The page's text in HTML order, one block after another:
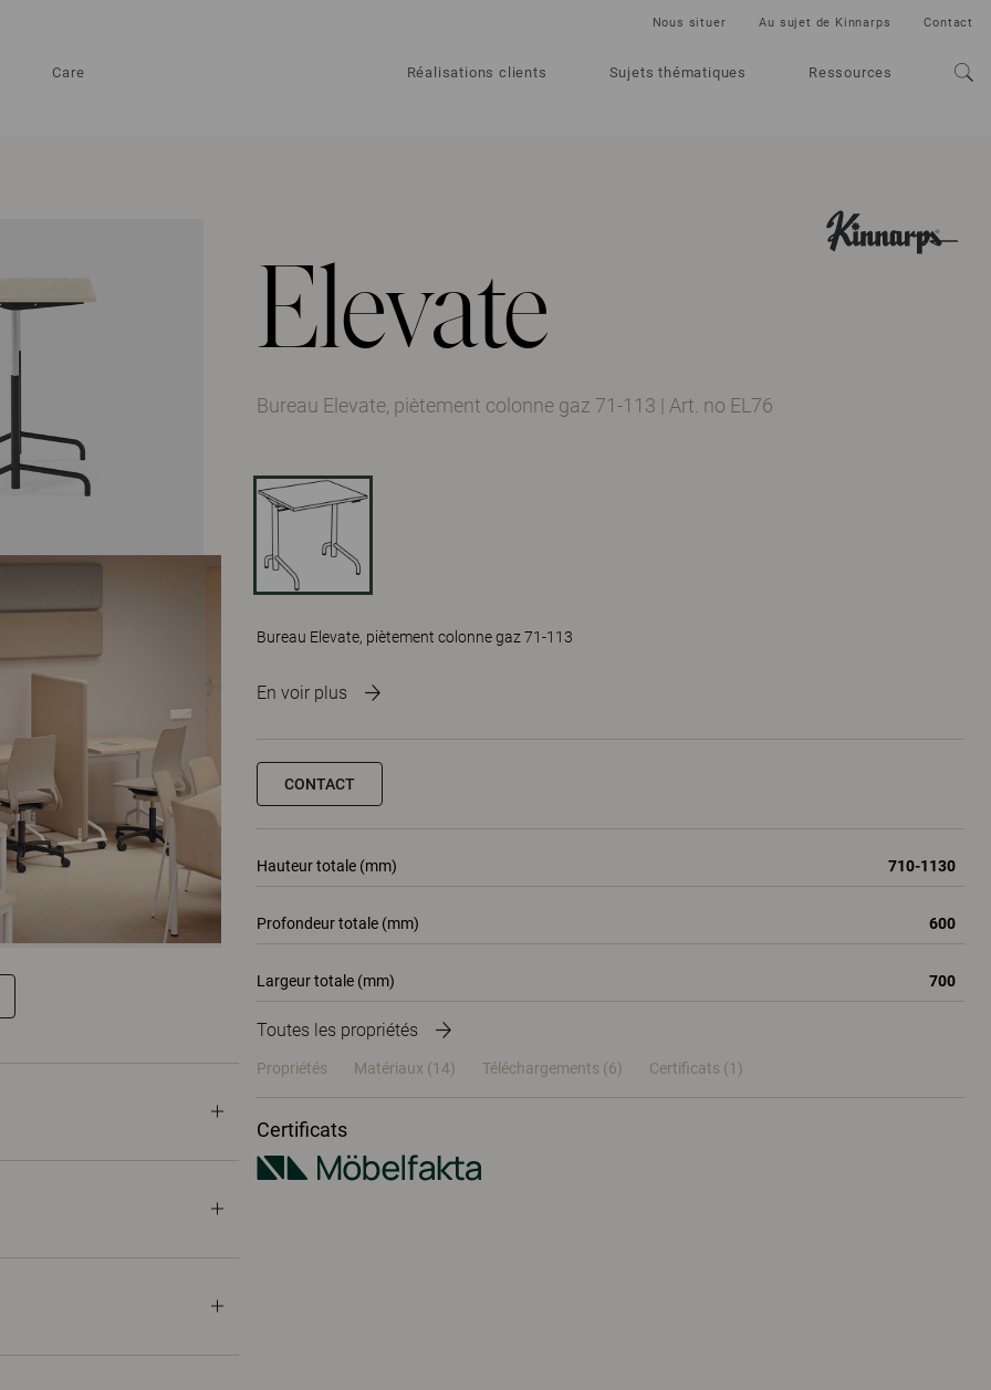
Care Réalisations clients Sujets thématiques Ressources
Nous situer Au sujet de Kinnarps Contact
Elevate
Bureau Elevate, piètement colonne gaz 71-113 | Art. no EL76
Bureau Elevate, piètement colonne gaz 71-113
En voir plus
CONTACT
Hauteur totale (mm) 710-1130
Profondeur totale (mm) 600
Largeur totale (mm) 700
Toutes les propriétés
Propriétés Matériaux (14) Téléchargements (6) Certificats (1)
Certificats